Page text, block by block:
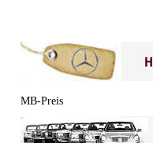
MB-Preis